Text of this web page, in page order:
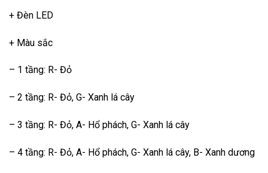
+ Đèn LED
+ Màu sắc
– 1 tầng: R- Đỏ
– 2 tầng: R- Đỏ, G- Xanh lá cây
– 3 tầng: R- Đỏ, A- Hổ phách, G- Xanh lá cây
– 4 tầng: R- Đỏ, A- Hổ phách, G- Xanh lá cây, B- Xanh dương